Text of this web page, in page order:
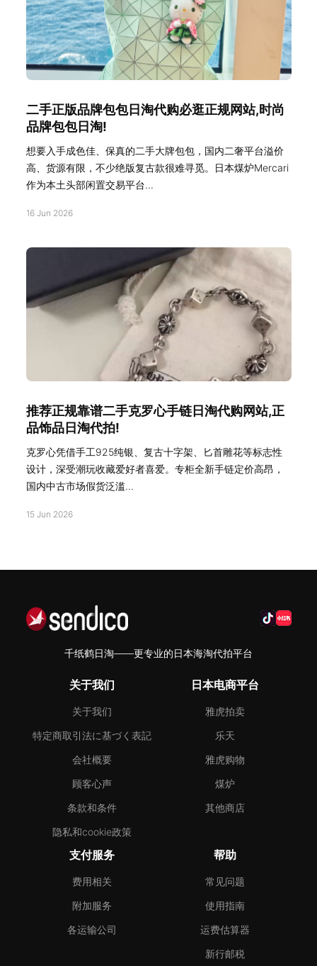
二手正版品牌包包日淘代购必逛正规网站,时尚
品牌包包日淘!
想要入手成色佳、保真的二手大牌包包，国内二奢平台溢价
高、货源有限，不少绝版复古款很难寻觅。日本煤炉Mercari
作为本土头部闲置交易平台...
16 Jun 2026
推荐正规靠谱二手克罗心手链日淘代购网站,正
品饰品日淘代拍!
克罗心凭借手工925纯银、复古十字架、匕首雕花等标志性
设计，深受潮玩收藏爱好者喜爱。专柜全新手链定价高昂，
国内中古市场假货泛滥...
15 Jun 2026
千纸鹤日淘——更专业的日本海淘代拍平台
关于我们
关于我们
特定商取引法に基づく表記
会社概要
顾客心声
条款和条件
隐私和cookie政策
日本电商平台
雅虎拍卖
乐天
雅虎购物
煤炉
其他商店
支付服务
费用相关
附加服务
各运输公司
帮助
常见问题
使用指南
运费估算器
新行邮税